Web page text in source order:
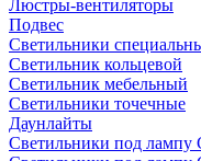
Люстры-вентиляторы
Подвес
Светильники
Светильник кольцевой
Светильник мебельный
Светильники точечные
Даунлайты
Светильники под лампу